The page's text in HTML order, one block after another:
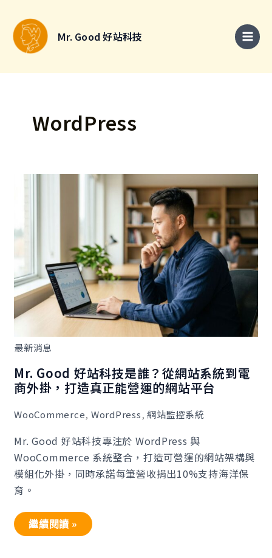
內
Mr. Good 好站科技
WordPress
最新消息
Mr. Good 好站科技是誰？從網站系統到電
商外掛，打造真正能營運的網站平台
WooCommerce, WordPress,網站監控系統
Mr. Good 好站科技專注於 WordPress 與
WooCommerce 系統整合，打造可營運的網站架構與
模組化外掛，同時承諾每筆營收捐出10%支持海洋保
育。
Good
系
統
到
電
商
打
造
正
能
營
運
網
平
台
繼續閱讀 »
尋
關